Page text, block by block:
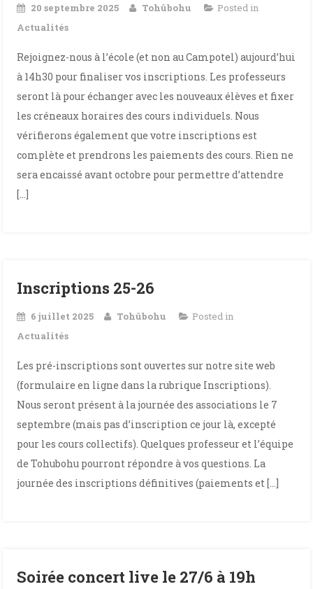
20 septembre 2025 Tohûbohu
Posted in
Actualités
Rejoignez-nous à l’école (et non au Campotel) aujourd’hui
à 14h30 pour finaliser vos inscriptions. Les professeurs
seront là pour échanger avec les nouveaux élèves et fixer
les créneaux horaires des cours individuels. Nous
vérifierons également que votre inscriptions est
complète et prendrons les paiements des cours. Rien ne
sera encaissé avant octobre pour permettre d’attendre
[…]
Inscriptions 25-26
6 juillet 2025 Tohûbohu
Posted in
Actualités
Les pré-inscriptions sont ouvertes sur notre site web
(formulaire en ligne dans la rubrique Inscriptions).
Nous seront présent à la journée des associations le 7
septembre (mais pas d’inscription ce jour là, excepté
pour les cours collectifs). Quelques professeur et l’équipe
de Tohubohu pourront répondre à vos questions. La
journée des inscriptions définitives (paiements et […]
Soirée concert live le 27/6 à 19h